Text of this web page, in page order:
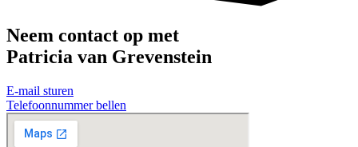
Neem contact op met
Patricia van Grevenstein
E-mail sturen
Telefoonnummer bellen